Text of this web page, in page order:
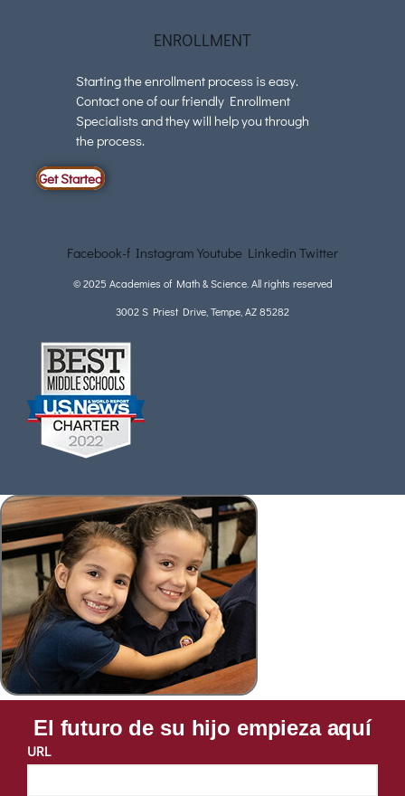
ENROLLMENT
Starting the enrollment process is easy.
Contact one of our friendly Enrollment
Specialists and they will help you through
the process.
Get Started
Facebook-f Instagram Youtube Linkedin Twitter
© 2025 Academies of Math & Science. All rights reserved
3002 S Priest Drive, Tempe, AZ 85282
El futuro de su hijo empieza aquí
URL